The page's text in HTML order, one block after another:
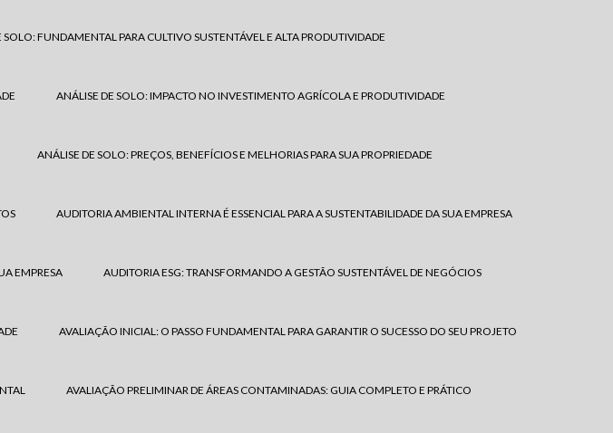
SOLO: FUNDAMENTAL PARA CULTIVO SUSTENTÁVEL E ALTA PRODUTIVIDADE
ANÁLISE DE SOLO: IMPACTO NO INVESTIMENTO AGRÍCOLA E PRODUTIVIDADE
ANÁLISE DE SOLO: PREÇOS, BENEFÍCIOS E MELHORIAS PARA SUA PROPRIEDADE
AUDITORIA AMBIENTAL INTERNA É ESSENCIAL PARA A SUSTENTABILIDADE DA SUA EMPRESA
EMPRESA AUDITORIA ESG: TRANSFORMANDO A GESTÃO SUSTENTÁVEL DE NEGÓCIOS
AVALIAÇÃO INICIAL: O PASSO FUNDAMENTAL PARA GARANTIR O SUCESSO DO SEU PROJETO
AVALIAÇÃO PRELIMINAR DE ÁREAS CONTAMINADAS: GUIA COMPLETO E PRÁTICO